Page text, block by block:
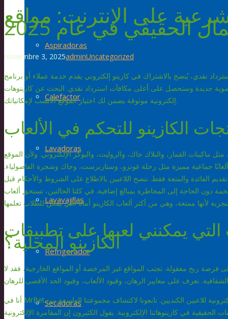
Aspiradoras
Calefactor
Lavadoras
Lavavajillas
Refrigerador
Secadoras
على الإنترنت: مواقع
الحقيقي في عام 2025
noviembre 3, 2025adminUncategorized
جديدة وستحصل على أعلى مكافآت استرداد نقدي. البحث عن كازينوهات
إلكترونية موثوقة يضمن لك اختيار الموقع الأنسب لإمكانياتك.
الكازينو للتحكم في الألعاب
واسع الانتشار أكثر من 600 لعبة قمار، مثل ماكينات القمار، والبلاك جاك، والروليت، والبوكر الإلكتروني. ولأن الموقع
جماعية مميزة مثل رحلة غونزو، وستاربرست، وجاك وشجرة الفاصولياء.
الفائدة والمتعة فقط. ننصح اللاعبين بالاطلاع على الشروط والأحكام قبل
دون الحاجة إلى المخاطرة بمبالغ إضافية. في كلتا الحالتين، تستحق ألعاب
التي يمكنني لعبها على تطبيقات
الكازينو المحلية؟
ربح معقولة. تجنب المواقع غير المرخصة أو المواقع الخارجية، فقد لا
أنا في MrBet أضاعف المتعة مع مجموعة رائعة من ألعاب ماكينات القمار الإلكترونية للاعبين الكنديين. تابعونا لاكتشاف مجموعتنا الواسعة من
في كازينوهاتنا الإلكترونية. يقول الكثيرون إن المقامرة الإلكترونية